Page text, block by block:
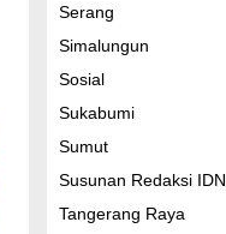
Serang
Simalungun
Sosial
Sukabumi
Sumut
Susunan Redaksi IDN
Tangerang Raya